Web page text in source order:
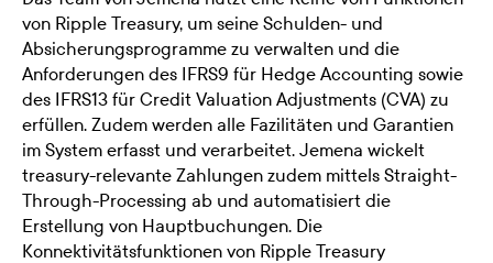
von Ripple Treasury, um seine Schulden- und
Absicherungsprogramme zu verwalten und die
Anforderungen des IFRS9 für Hedge Accounting sowie
des IFRS13 für Credit Valuation Adjustments (CVA) zu
erfüllen. Zudem werden alle Fazilitäten und Garantien
im System erfasst und verarbeitet. Jemena wickelt
treasury-relevante Zahlungen zudem mittels Straight-
Through-Processing ab und automatisiert die
Erstellung von Hauptbuchungen. Die
Konnektivitätsfunktionen von Ripple Treasury